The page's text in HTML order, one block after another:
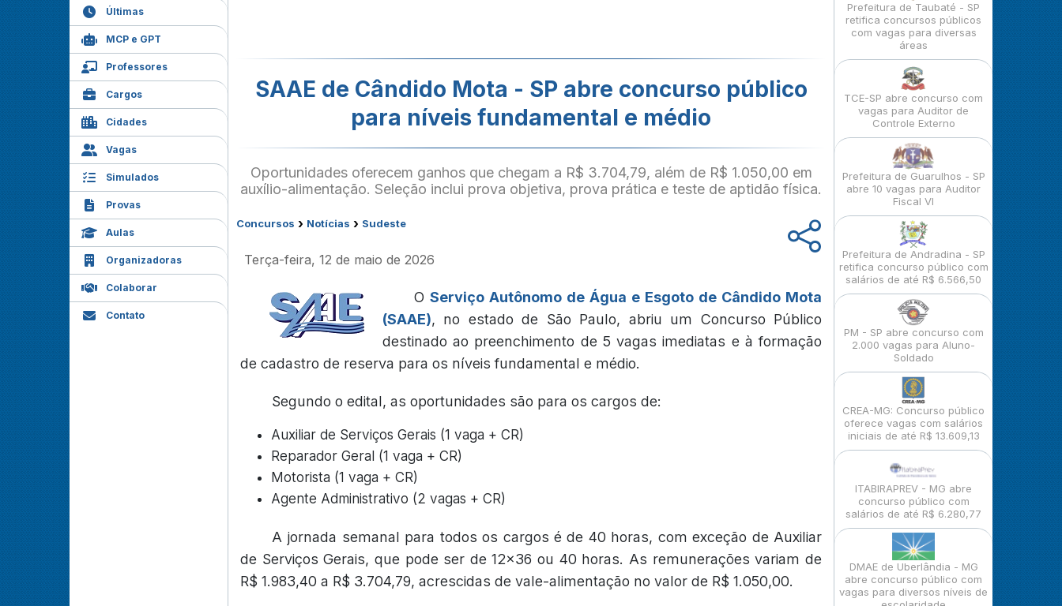
Últimas
MCP e GPT
Professores
Cargos
Cidades
Vagas
Simulados
Provas
Aulas
Organizadoras
Colaborar
Contato
SAAE de Cândido Mota - SP abre concurso público
para níveis fundamental e médio
Oportunidades oferecem ganhos que chegam a R$ 3.704,79, além de R$ 1.050,00 em
auxílio-alimentação. Seleção inclui prova objetiva, prova prática e teste de aptidão física.
Concursos › Notícias › Sudeste
Terça-feira, 12 de maio de 2026
O Serviço Autônomo de Água e Esgoto de Cândido Mota
(SAAE), no estado de São Paulo, abriu um Concurso Público
destinado ao preenchimento de 5 vagas imediatas e à formação
de cadastro de reserva para os níveis fundamental e médio.
Segundo o edital, as oportunidades são para os cargos de:
Auxiliar de Serviços Gerais (1 vaga + CR)
Reparador Geral (1 vaga + CR)
Motorista (1 vaga + CR)
Agente Administrativo (2 vagas + CR)
A jornada semanal para todos os cargos é de 40 horas, com exceção de Auxiliar
de Serviços Gerais, que pode ser de 12x36 ou 40 horas. As remunerações variam de
R$ 1.983,40 a R$ 3.704,79, acrescidas de vale-alimentação no valor de R$ 1.050,00.
Prefeitura de Taubaté - SP
retifica concursos públicos
com vagas para diversas
áreas
TCE-SP abre concurso com
vagas para Auditor de
Controle Externo
Prefeitura de Guarulhos - SP
abre 10 vagas para Auditor
Fiscal VI
Prefeitura de Andradina - SP
retifica concurso público com
salários de até R$ 6.566,50
PM - SP abre concurso com
2.000 vagas para Aluno-
Soldado
CREA-MG: Concurso público
oferece vagas com salários
iniciais de até R$ 13.609,13
ITABIRAPREV - MG abre
concurso público com
salários de até R$ 6.280,77
DMAE de Uberlândia - MG
abre concurso público com
vagas para diversos níveis de